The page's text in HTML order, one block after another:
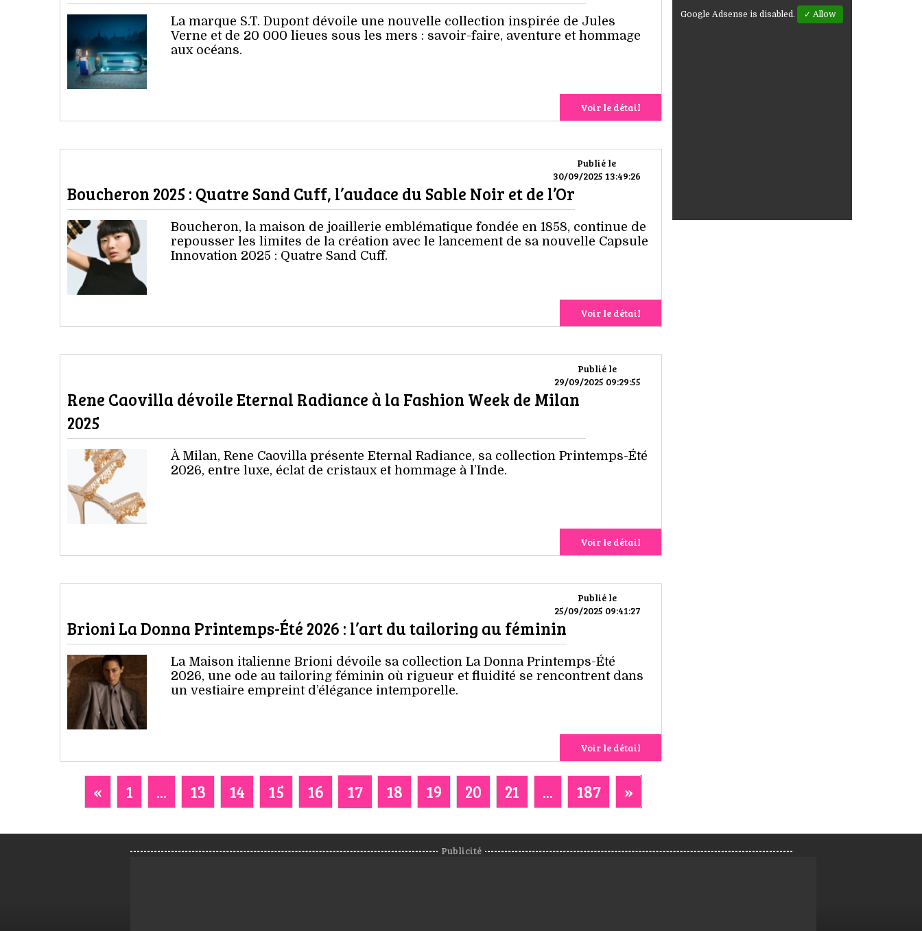
La marque S.T. Dupont dévoile une nouvelle collection inspirée de Jules
Verne et de 20 000 lieues sous les mers : savoir-faire, aventure et hommage
aux océans.
Voir le détail
Publié le
30/09/2025 13:49:26
Boucheron 2025 : Quatre Sand Cuff, l’audace du Sable Noir et de l’Or
Boucheron, la maison de joaillerie emblématique fondée en 1858, continue de
repousser les limites de la création avec le lancement de sa nouvelle Capsule
Innovation 2025 : Quatre Sand Cuff.
Voir le détail
Publié le
29/09/2025 09:29:55
Rene Caovilla dévoile Eternal Radiance à la Fashion Week de Milan
2025
À Milan, Rene Caovilla présente Eternal Radiance, sa collection Printemps-Été
2026, entre luxe, éclat de cristaux et hommage à l’Inde.
Voir le détail
Publié le
25/09/2025 09:41:27
Brioni La Donna Printemps-Été 2026 : l’art du tailoring au féminin
La Maison italienne Brioni dévoile sa collection La Donna Printemps-Été
2026, une ode au tailoring féminin où rigueur et fluidité se rencontrent dans
un vestiaire empreint d’élégance intemporelle.
Voir le détail
« 1 ... 13 14 15 16 17 18 19 20 21 ... 187 »
Google Adsense is disabled. ✓ Allow
Publicité